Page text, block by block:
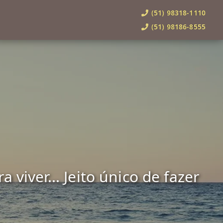
(51) 98318-1110
(51) 98186-8555
viver... Jeito único de fazer